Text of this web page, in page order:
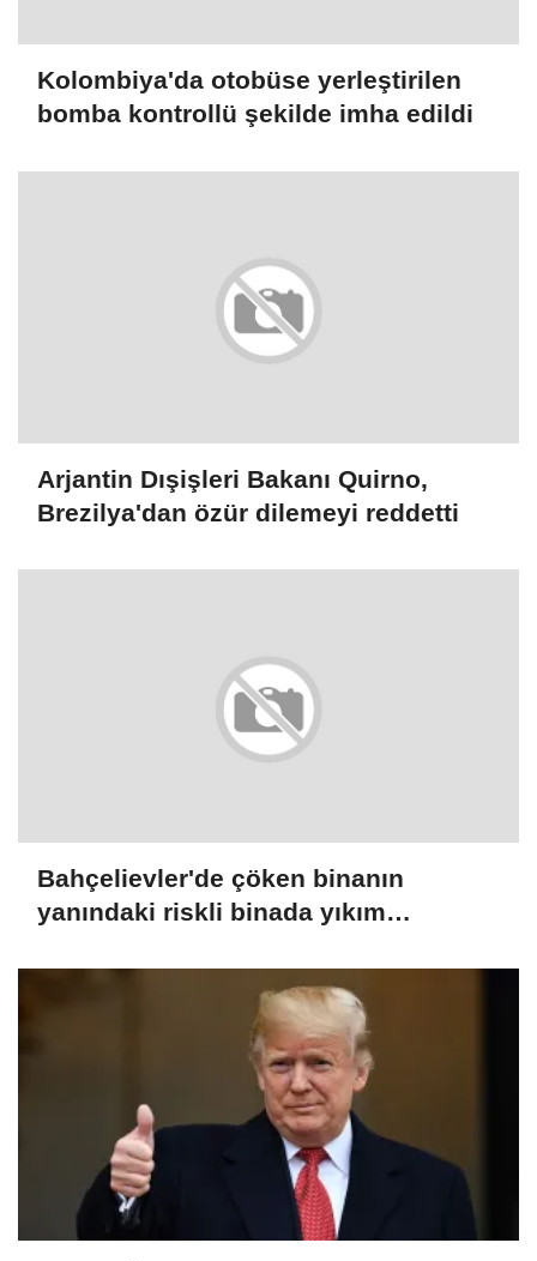
Kolombiya'da otobüse yerleştirilen
bomba kontrollü şekilde imha edildi
Arjantin Dışişleri Bakanı Quirno,
Brezilya'dan özür dilemeyi reddetti
Bahçelievler'de çöken binanın
yanındaki riskli binada yıkım